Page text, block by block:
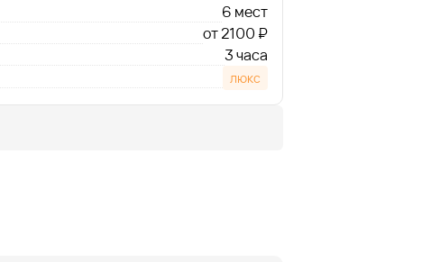
6 мест
от 2100 ₽
3 часа
люкс